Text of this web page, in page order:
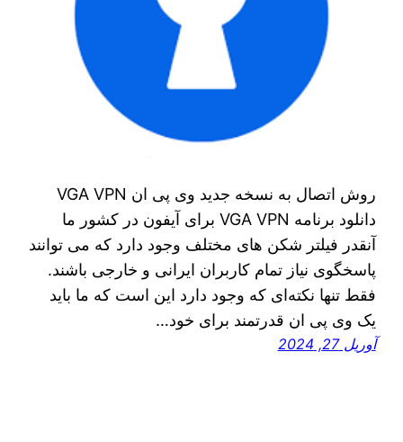
روش اتصال به نسخه جدید وی پی ان VGA VPN
دانلود برنامه VGA VPN برای آیفون در کشور ما
آنقدر فیلتر شکن‌ های مختلف وجود دارد که می‌ توانند
پاسخگوی نیاز تمام کاربران ایرانی و خارجی باشند.
فقط تنها نکته‌ای که وجود دارد این است که ما باید
یک وی پی ان قدرتمند برای خود…
آوریل 27, 2024